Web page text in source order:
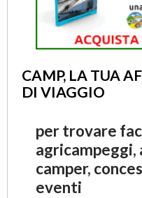
CAMP, LA TUA
DI VIAGGIO
per trovare
camper,
eventi